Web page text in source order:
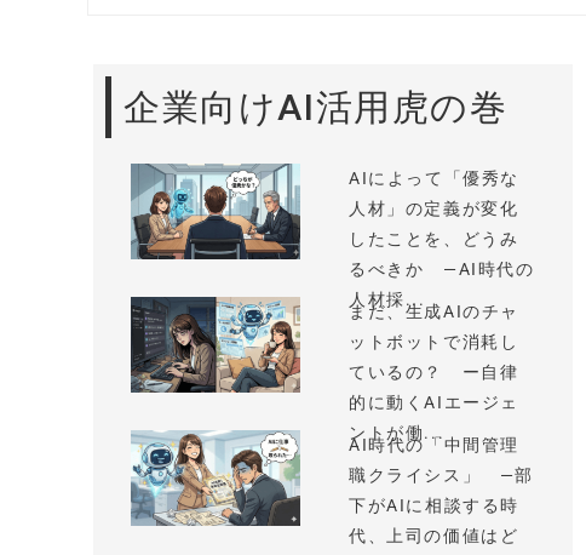
企業向けAI活用虎の巻
AIによって「優秀な
人材」の定義が変化
したことを、どうみ
るべきか —AI時代の
人材採...
まだ、生成AIのチャ
ットボットで消耗し
ているの？ ー自律
的に動くAIエージェ
ントが働...
AI時代の「中間管理
職クライシス」 —部
下がAIに相談する時
代、上司の価値はど